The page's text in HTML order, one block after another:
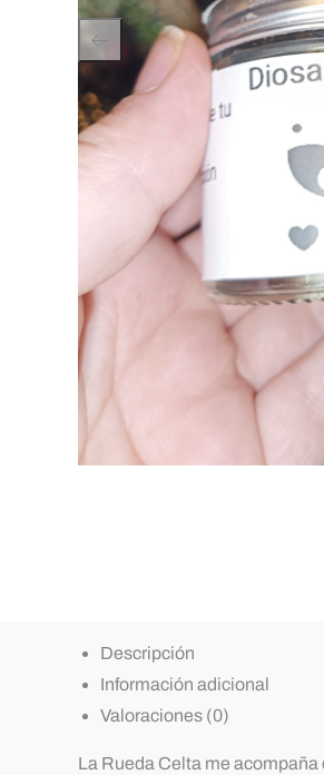
Descripción
Información adicional
Valoraciones (0)
La Rueda Celta me